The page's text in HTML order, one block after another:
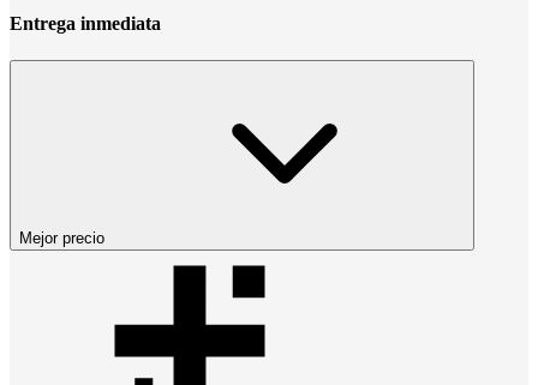
Entrega inmediata
Mejor precio